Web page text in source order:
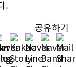
.
공유하기